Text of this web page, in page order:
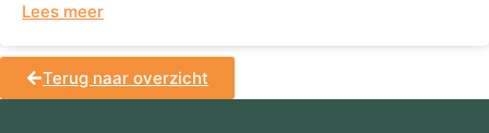
Lees meer
Terug naar overzicht